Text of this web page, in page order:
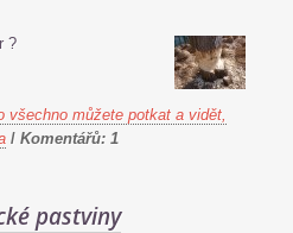
?
všechno můžete potkat a vidět,
/ Komentářů: 1
pastviny